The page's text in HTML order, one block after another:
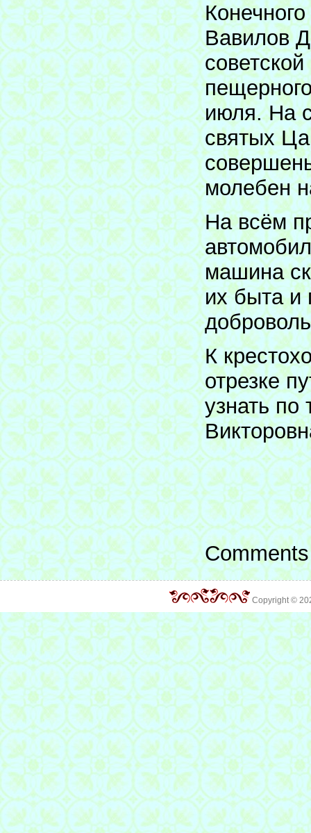
Вавилов
июля. На
святых
молебен
На всём
машина
их быта и
К
отрезке
узнать
Copyright ©